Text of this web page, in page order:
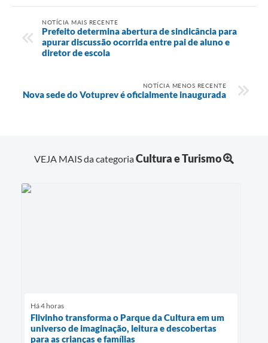
NOTÍCIA MAIS RECENTE
Prefeito determina abertura de sindicância para
apurar discussão ocorrida entre pai de aluno e
diretor de escola
NOTÍCIA MENOS RECENTE
Nova sede do Votuprev é oficialmente inaugurada
VEJA MAIS da categoriaCultura e Turismo
Há 4 horas
Flivinho transforma o Parque da Cultura em um
universo de imaginação, leitura e descobertas
para as crianças e famílias